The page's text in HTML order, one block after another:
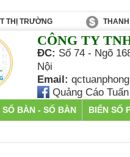
THỊ TRƯỜNG
CÔNG TY
ĐC: Số 74 - Ngõ
Nội
Email:
Quảng Cáo
SỐ BÀN - SỐ BÀN
BIỂN SỐ